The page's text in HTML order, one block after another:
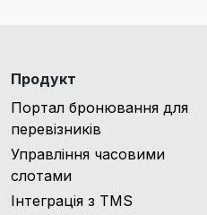
Продукт
Портал бронювання для
перевізників
Управління часовими
слотами
Інтеграція з TMS